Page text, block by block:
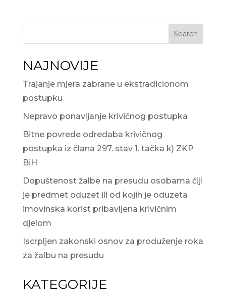
Search
NAJNOVIJE
Trajanje mjera zabrane u ekstradicionom
postupku
Nepravo ponavljanje krivičnog postupka
Bitne povrede odredaba krivičnog
postupka iz člana 297. stav 1. tačka k) ZKP
BiH
Dopuštenost žalbe na presudu osobama čiji
je predmet oduzet ili od kojih je oduzeta
imovinska korist pribavljena krivičnim
djelom
Iscrpljen zakonski osnov za produženje roka
za žalbu na presudu
KATEGORIJE